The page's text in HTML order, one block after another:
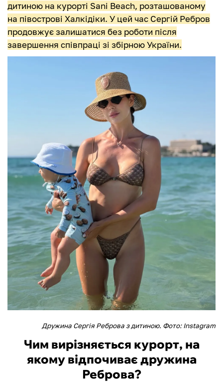
дитиною на курорті Sani Beach, розташованому
на півострові Халкідіки. У цей час Сергій Ребров
продовжує залишатися без роботи після
завершення співпраці зі збірною України.
Дружина Сергія Реброва з дитиною. Фото: Instagram
Чим вирізняється курорт, на
якому відпочиває дружина
Реброва?